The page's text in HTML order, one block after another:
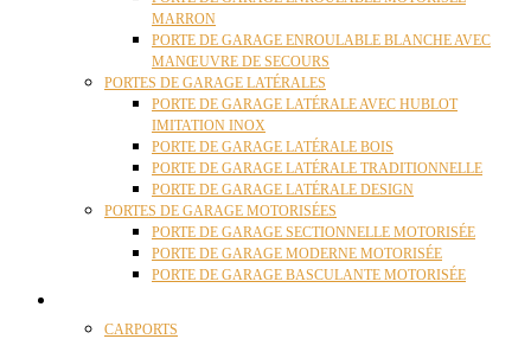
MARRON
PORTE DE GARAGE ENROULABLE BLANCHE AVEC
MANŒUVRE DE SECOURS
PORTES DE GARAGE LATÉRALES
PORTE DE GARAGE LATÉRALE AVEC HUBLOT
IMITATION INOX
PORTE DE GARAGE LATÉRALE BOIS
PORTE DE GARAGE LATÉRALE TRADITIONNELLE
PORTE DE GARAGE LATÉRALE DESIGN
PORTES DE GARAGE MOTORISÉES
PORTE DE GARAGE SECTIONNELLE MOTORISÉE
PORTE DE GARAGE MODERNE MOTORISÉE
PORTE DE GARAGE BASCULANTE MOTORISÉE
CARPORTS